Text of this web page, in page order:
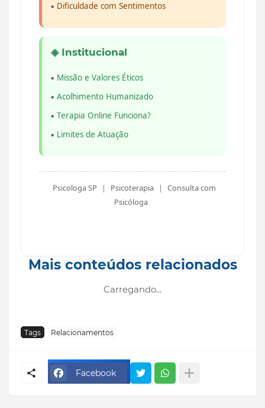
Dificuldade com Sentimentos
◈ Institucional
Missão e Valores Éticos
Acolhimento Humanizado
Terapia Online Funciona?
Limites de Atuação
Psicologa SP | Psicoterapia |
Consulta com
Psicóloga
Mais conteúdos relacionados
Carregando...
Tags Relacionamentos
Facebook